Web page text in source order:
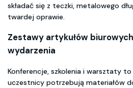
składać się z teczki, metalowego
twardej oprawie.
Zestawy artykułów
wydarzenia
Konferencje, szkolenia i warsztaty
uczestnicy potrzebują materiałów